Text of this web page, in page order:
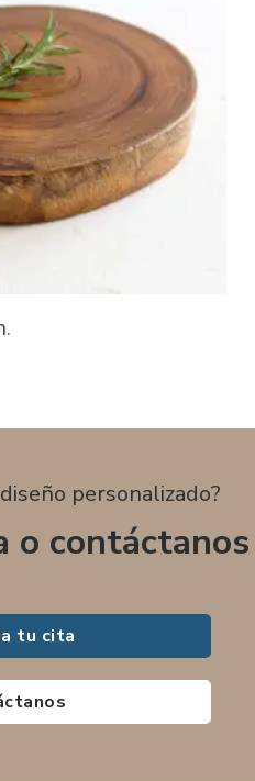
personalizado?
o contáctanos
tu cita